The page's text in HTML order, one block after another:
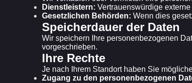
Dienstleistern: Vertrauenswürdige
Gesetzlichen Behörden: Wenn dies
Speicherdauer der Daten
Wir speichern Ihre personenbezogenen
vorgeschrieben.
Ihre Rechte
Je nach Ihrem Standort haben Sie
Zugang zu den personenbezogenen